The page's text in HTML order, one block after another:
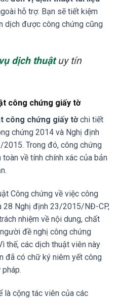
hỗ trợ. Bạn sẽ tiết kiệm
dịch được công chứng cũng
dịch thuậtuy tín
công chứng giấy tờ
công chứng giấy tờchi tiết
chứng 2014 và Nghị định
Trong đó, công chứng
về tính chính xác của bản
Công chứng về việc công
28 Nghị định 23/2015/NĐ-CP,
nhiệm về nội dung, chất
đề nghị công chứng
thế, các dịch thuật viên này
đã có chữ ký niêm yết công
là cộng tác viên của các